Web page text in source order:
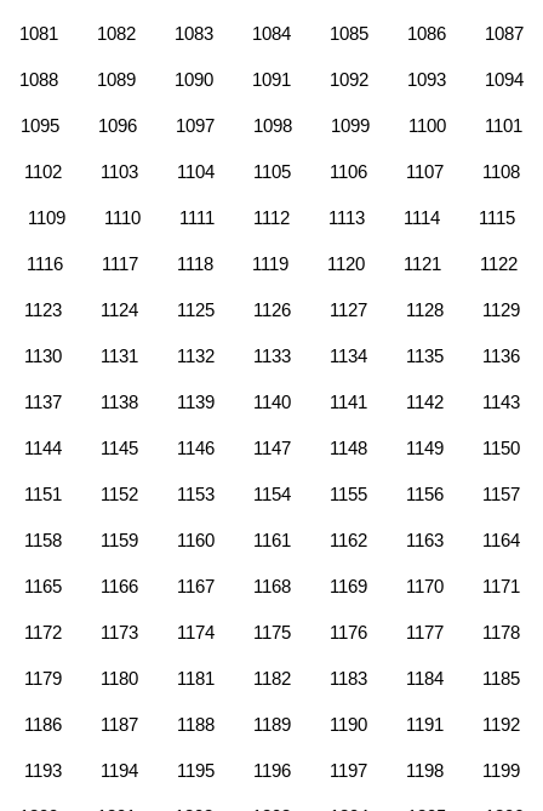
1081 1082 1083 1084 1085 1086 1087
1088 1089 1090 1091 1092 1093 1094
1095 1096 1097 1098 1099 1100 1101
1102 1103 1104 1105 1106 1107 1108
1109 1110 1111 1112 1113 1114 1115
1116 1117 1118 1119 1120 1121 1122
1123 1124 1125 1126 1127 1128 1129
1130 1131 1132 1133 1134 1135 1136
1137 1138 1139 1140 1141 1142 1143
1144 1145 1146 1147 1148 1149 1150
1151 1152 1153 1154 1155 1156 1157
1158 1159 1160 1161 1162 1163 1164
1165 1166 1167 1168 1169 1170 1171
1172 1173 1174 1175 1176 1177 1178
1179 1180 1181 1182 1183 1184 1185
1186 1187 1188 1189 1190 1191 1192
1193 1194 1195 1196 1197 1198 1199